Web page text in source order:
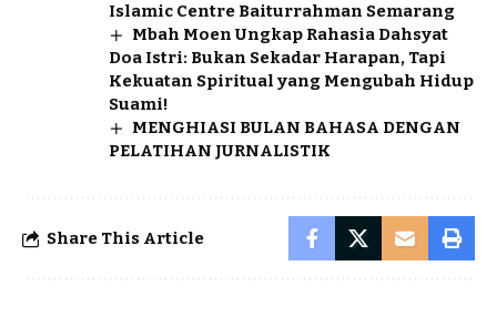
Islamic Centre Baiturrahman Semarang
Mbah Moen Ungkap Rahasia Dahsyat
Doa Istri: Bukan Sekadar Harapan, Tapi
Kekuatan Spiritual yang Mengubah Hidup
Suami!
MENGHIASI BULAN BAHASA DENGAN
PELATIHAN JURNALISTIK
Share This Article